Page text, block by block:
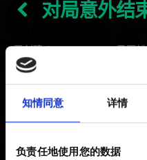
知情同意 详情
负责任地使用您的数据
对局意外结
已创建 6 years ago 已更新
如果您的对局意外结束，
导致的，请您向我们提供
或卡牌互动？